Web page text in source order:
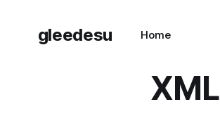
gleedesu Home
XML